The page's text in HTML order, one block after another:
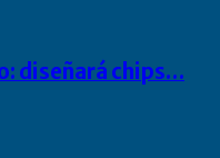
diseñará chips…